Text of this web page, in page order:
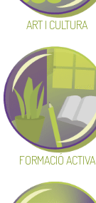
ART I CULTURA
FORMACIÓ ACTIVA